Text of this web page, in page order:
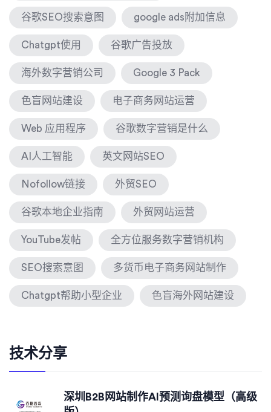
谷歌SEO搜索意图 google ads附加信息
Chatgpt使用 谷歌广告投放
海外数字营销公司 Google 3 Pack
色盲网站建设 电子商务网站运营
Web 应用程序 谷歌数字营销是什么
AI人工智能 英文网站SEO
Nofollow链接 外贸SEO
谷歌本地企业指南 外贸网站运营
YouTube发帖 全方位服务数字营销机构
SEO搜索意图 多货币电子商务网站制作
Chatgpt帮助小型企业 色盲海外网站建设
技术分享
深圳B2B网站制作AI预测询盘模型（高级